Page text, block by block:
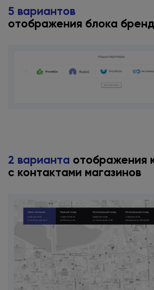
5 вариантов
отображения блока
2 варианта отображения
с контактами магазинов